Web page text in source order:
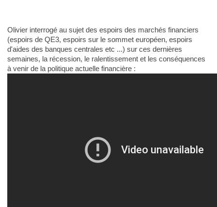
Olivier interrogé au sujet des espoirs des marchés financiers
(espoirs de QE3, espoirs sur le sommet européen, espoirs
d'aides des banques centrales etc ...) sur ces dernières
semaines, la récession, le ralentissement et les conséquences
à venir de la politique actuelle financière :